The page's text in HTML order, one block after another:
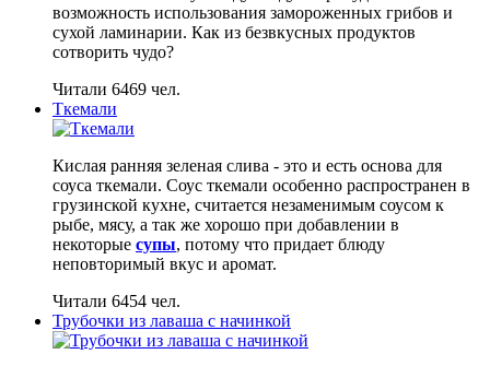
возможность использования замороженных грибов и
сухой ламинарии. Как из безвкусных продуктов
сотворить чудо?
Читали 6469 чел.
Ткемали
Кислая ранняя зеленая слива - это и есть основа для
соуса ткемали. Соус ткемали особенно распространен в
грузинской кухне, считается незаменимым соусом к
рыбе, мясу, а так же хорошо при добавлении в
некоторые супы, потому что придает блюду
неповторимый вкус и аромат.
Читали 6454 чел.
Трубочки из лаваша с начинкой